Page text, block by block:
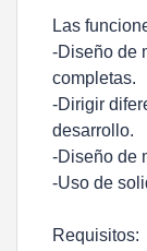
Las
-Diseño de
completas.
-Dirigir
desarrollo.
-Diseño de
-Uso de
Requisitos: